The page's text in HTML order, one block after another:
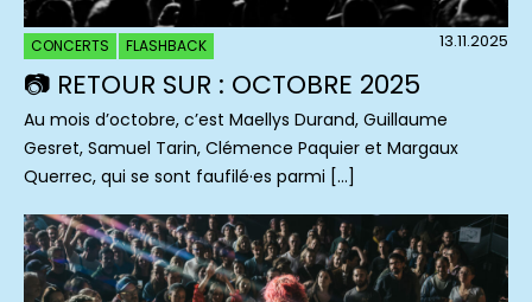
CONCERTS FLASHBACK 13.11.2025
📷 RETOUR SUR : OCTOBRE 2025
Au mois d’octobre, c’est Maellys Durand, Guillaume
Gesret, Samuel Tarin, Clémence Paquier et Margaux
Querrec, qui se sont faufilé·es parmi […]